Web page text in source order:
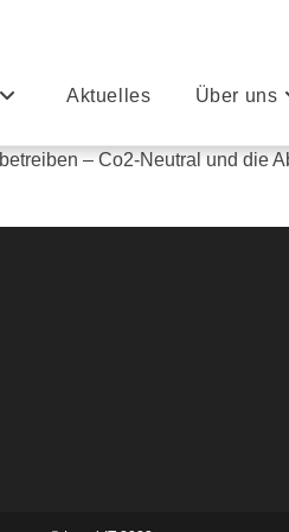
Aktuelles Über uns
betreiben – Co2-Neutral und die